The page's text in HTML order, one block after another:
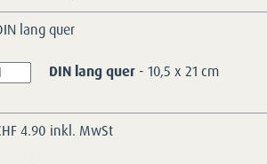
lang quer
DIN lang quer - 10,5 x 21 cm
4.90 inkl. MwSt